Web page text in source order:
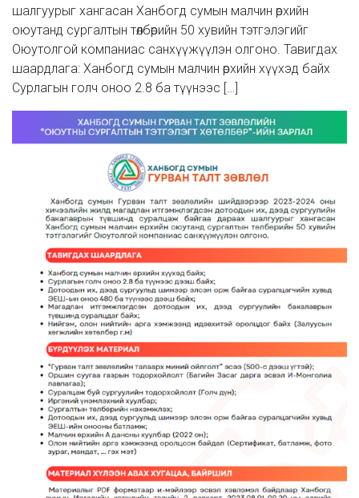
шалгуурыг хангасан Ханбогд сумын малчин өрхийн
оюутанд сургалтын төлбөрийн 50 хувийн тэтгэлэгийг
Оюутолгой компаниас санхүүжүүлэн олгоно. Тавигдах
шаардлага: Ханбогд сумын малчин өрхийн хүүхэд байх
Сурлагын голч оноо 2.8 ба түүнээс […]